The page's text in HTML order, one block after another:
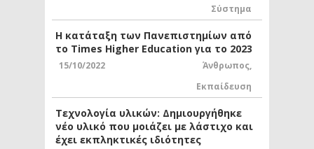
Σύστημα
Η κατάταξη των Πανεπιστημίων από
το Times Higher Education για το 2023
15/10/2022 Άνθρωπος,
Εκπαίδευση
Τεχνολογία υλικών: Δημιουργήθηκε
νέο υλικό που μοιάζει με λάστιχο και
έχει εκπληκτικές ιδιότητες